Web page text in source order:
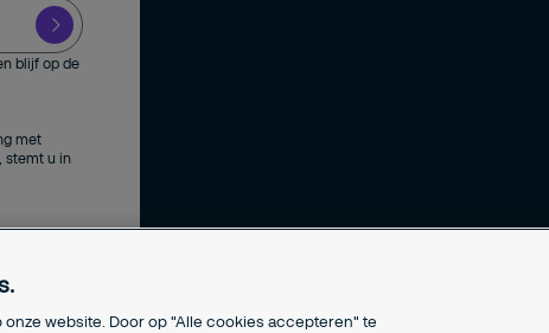
blijf op de
met
stemt u in
website. Door op "Alle cookies accepteren" te